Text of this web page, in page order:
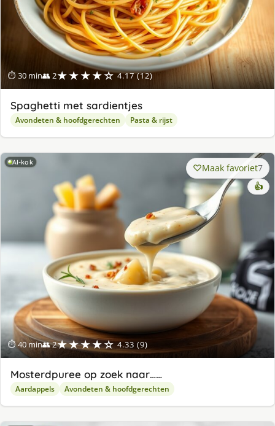
⏱ 30 min👥 2★★★★☆ 4.17 (12)
Spaghetti met sardientjes
Avondeten & hoofdgerechten Pasta & rijst
AI-kok
⏱ 40 min👥 2★★★★☆ 4.33 (9)
Maak favoriet7
👍
Mosterdpuree op zoek naar……
Aardappels Avondeten & hoofdgerechten